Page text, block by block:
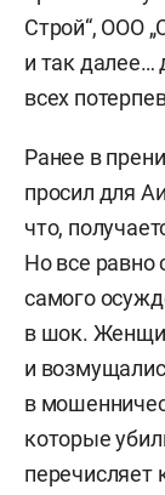
Строй“, ООО
и так далее…
всех
Ранее в
просил для
что,
Но все равно
самого
в шок.
и
в
которые
перечисляет